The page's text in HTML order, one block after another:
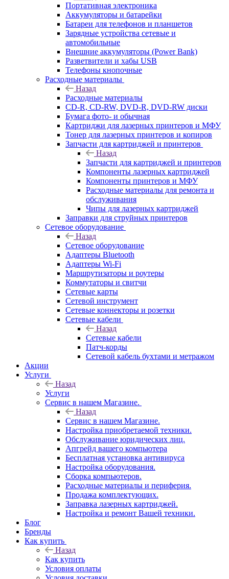
Портативная электроника
Аккумуляторы и батарейки
Батареи для телефонов и планшетов
Зарядные устройства сетевые и
автомобильные
Внешние аккумуляторы (Power Bank)
Разветвители и хабы USB
Телефоны кнопочные
Расходные материалы
Назад
Расходные материалы
CD-R, CD-RW, DVD-R, DVD-RW диски
Бумага фото- и обычная
Картриджи для лазерных принтеров и МФУ
Тонер для лазерных принтеров и копиров
Запчасти для картриджей и принтеров
Назад
Запчасти для картриджей и принтеров
Компоненты лазерных картриджей
Компоненты принтеров и МФУ
Расходные материалы для ремонта и
обслуживания
Чипы для лазерных картриджей
Заправки для струйных принтеров
Сетевое оборудование
Назад
Сетевое оборудование
Адаптеры Bluetooth
Адаптеры Wi-Fi
Маршрутизаторы и роутеры
Коммутаторы и свитчи
Сетевые карты
Сетевой инструмент
Сетевые коннекторы и розетки
Сетевые кабели
Назад
Сетевые кабели
Патч-корды
Сетевой кабель бухтами и метражом
Акции
Услуги
Назад
Услуги
Сервис в нашем Магазине.
Назад
Сервис в нашем Магазине.
Настройка приобретаемой техники.
Обслуживание юридических лиц.
Апгрейд вашего компьютера
Бесплатная установка антивируса
Настройка оборудования.
Сборка компьютеров.
Расходные материалы и периферия.
Продажа комплектующих.
Заправка лазерных картриджей.
Настройка и ремонт Вашей техники.
Блог
Бренды
Как купить
Назад
Как купить
Условия оплаты